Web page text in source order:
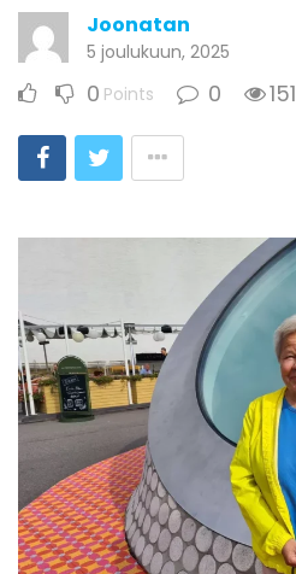
Joonatan
5 joulukuun, 2025
0 Points 0 151